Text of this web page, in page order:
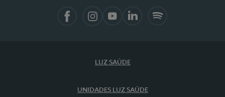
LUZ SAÚDE
UNIDADES LUZ SAÚDE